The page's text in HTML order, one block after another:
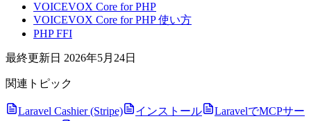
VOICEVOX Core for PHP
VOICEVOX Core for PHP 使い方
PHP FFI
最終更新日 2026年5月24日
関連トピック
Laravel Cashier (Stripe) インストール
LaravelでMCPサー